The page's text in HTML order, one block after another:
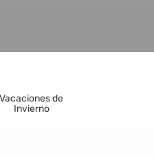
Vacaciones de
Invierno